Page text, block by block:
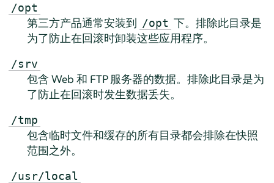
/opt
第三方产品通常安装到 /opt 下。排除此目录是
为了防止在回滚时卸装这些应用程序。
/srv
包含 Web 和 FTP 服务器的数据。排除此目录是为
了防止在回滚时发生数据丢失。
/tmp
包含临时文件和缓存的所有目录都会排除在快照
范围之外。
/usr/local